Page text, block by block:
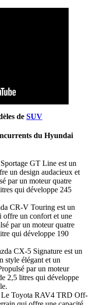
de SUV
du Hyundai
GT Line est un
un design audacieux et
par un moteur quatre
qui développe 245
CR-V Touring est un
offre un confort et une
par un moteur quatre
qui développe 190
CX-5 Signature est un
style élégant et un
par un moteur
2,5 litres qui développe
Toyota RAV4 TRD Off-